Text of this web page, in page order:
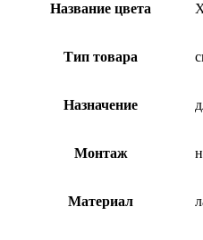
Название цвета
Тип товара
Назначение
Монтаж
Материал